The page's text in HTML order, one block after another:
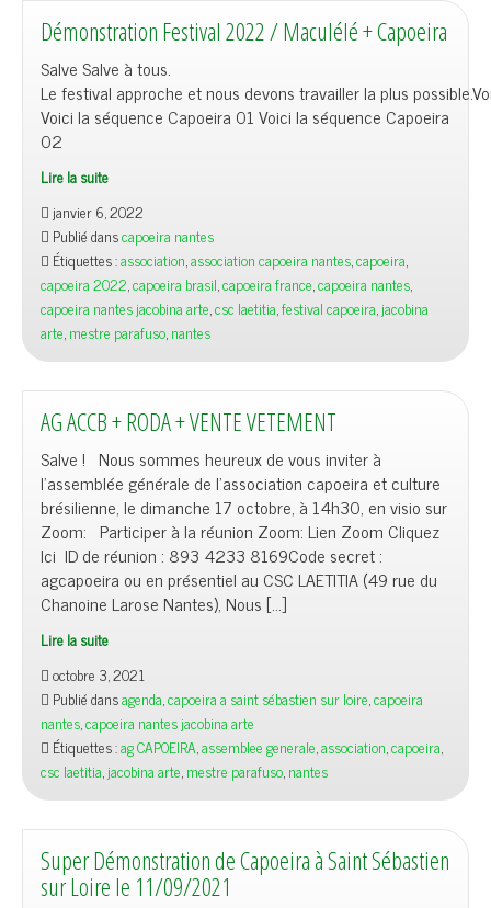
Démonstration Festival 2022 / Maculélé + Capoeira
Salve Salve à tous.
Le festival approche et nous devons travailler la plus
Voici la séquence Capoeira 01 Voici la séquence Capoeira
02
Lire la suite
janvier 6, 2022
Publié danscapoeira nantes
Étiquettes :association,association capoeira nantes,capoeira,
capoeira 2022,capoeira brasil,capoeira france,capoeira nantes,
capoeira nantes jacobina arte,csc laetitia,festival capoeira,jacobina
arte,mestre parafuso,nantes
AG ACCB + RODA + VENTE VETEMENT
Salve ! Nous sommes heureux de vous inviter à
l’assemblée générale de l’association capoeira et culture
brésilienne, le dimanche 17 octobre, à 14h30, en visio sur
Zoom: Participer à la réunion Zoom: Lien Zoom Cliquez
Ici ID de réunion : 893 4233 8169Code secret :
agcapoeira ou en présentiel au CSC LAETITIA (49 rue du
Chanoine Larose Nantes), Nous […]
Lire la suite
octobre 3, 2021
Publié dansagenda,capoeira a saint sébastien sur loire,capoeira
nantes,capoeira nantes jacobina arte
Étiquettes :ag CAPOEIRA,assemblee generale,association,capoeira,
csc laetitia,jacobina arte,mestre parafuso,nantes
Super Démonstration de Capoeira à Saint Sébastien
sur Loire le 11/09/2021